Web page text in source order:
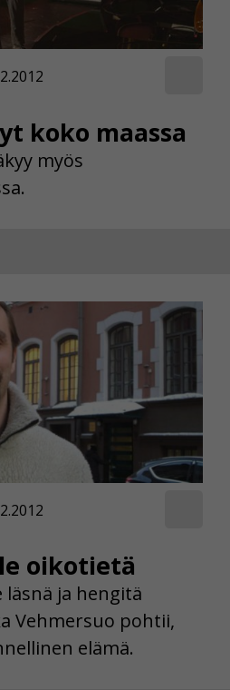
koko maassa
myös
oikotietä
läsnä ja hengitä
Vehmersuo pohtii,
elämä.